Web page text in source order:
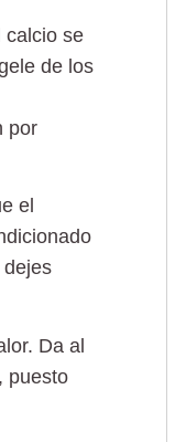
calcio se
de los
por
el
Da al
puesto